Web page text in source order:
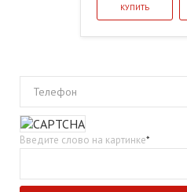
КУПИТЬ
Телефон
Введите слово на картинке*